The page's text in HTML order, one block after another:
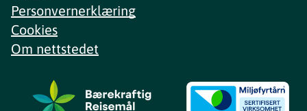
Personvernerklæring
Cookies
Om nettstedet